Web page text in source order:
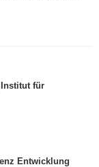
Institut für
Entwicklung